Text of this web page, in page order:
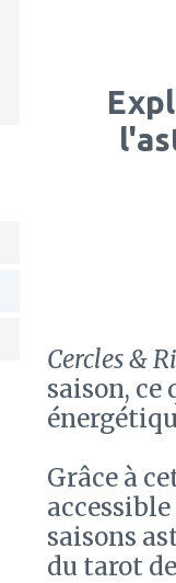
Cercles &
saison, ce
Grâce à
saisons
du tarot